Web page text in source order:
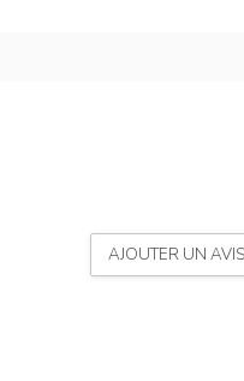
AJOUTER UN AVIS